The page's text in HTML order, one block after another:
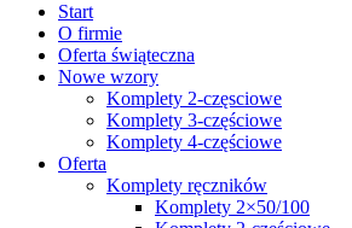
Start
O firmie
Oferta świąteczna
Nowe wzory
Komplety 2-częsciowe
Komplety 3-częściowe
Komplety 4-częściowe
Oferta
Komplety ręczników
Komplety 2×50/100